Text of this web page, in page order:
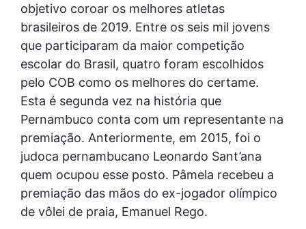
objetivo coroar os melhores atletas
brasileiros de 2019. Entre os seis mil jovens
que participaram da maior competição
escolar do Brasil, quatro foram escolhidos
pelo COB como os melhores do certame.
Esta é segunda vez na história que
Pernambuco conta com um representante na
premiação. Anteriormente, em 2015, foi o
judoca pernambucano Leonardo Sant’ana
quem ocupou esse posto. Pâmela recebeu a
premiação das mãos do ex-jogador olímpico
de vôlei de praia, Emanuel Rego.